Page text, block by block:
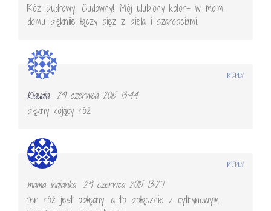
Róż pudrowy, Cudowny! Mój ulubiony kolor- w moim
domu piękniie łączy sięz z biela i szarosciami.
Klaudia 29 czerwca 2015 13:44
piękny kojący róż
REPLY
mama indianka 29 czerwca 2015 13:27
ten róż jest obłędny.. a to połącznie z cytrynowym
REPLY